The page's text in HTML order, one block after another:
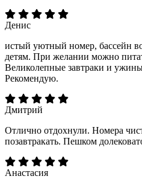
Денис
истый уютный номер, бассейн
детям. При желании можно
Великолепные завтраки и
Рекомендую.
Дмитрий
Отлично отдохнули. Номера
позавтракать. Пешком
Анастасия